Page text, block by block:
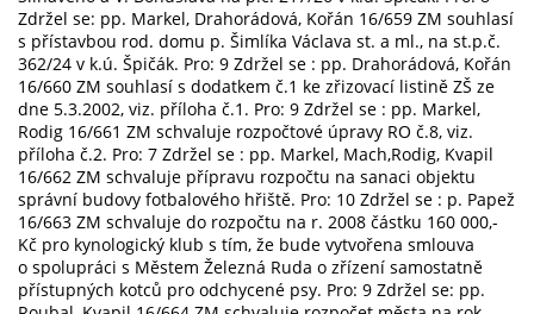
Zdržel se: pp. Markel, Drahorádová, Kořán 16/659 ZM souhlasí
s přístavbou rod. domu p. Šimlíka Václava st. a ml., na st.p.č.
362/24 v k.ú. Špičák. Pro: 9 Zdržel se : pp. Drahorádová, Kořán
16/660 ZM souhlasí s dodatkem č.1 ke zřizovací listině ZŠ ze
dne 5.3.2002, viz. příloha č.1. Pro: 9 Zdržel se : pp. Markel,
Rodig 16/661 ZM schvaluje rozpočtové úpravy RO č.8, viz.
příloha č.2. Pro: 7 Zdržel se : pp. Markel, Mach,Rodig, Kvapil
16/662 ZM schvaluje přípravu rozpočtu na sanaci objektu
správní budovy fotbalového hřiště. Pro: 10 Zdržel se : p. Papež
16/663 ZM schvaluje do rozpočtu na r. 2008 částku 160 000,-
Kč pro kynologický klub s tím, že bude vytvořena smlouva
o spolupráci s Městem Železná Ruda o zřízení samostatně
přístupných kotců pro odchycené psy. Pro: 9 Zdržel se: pp.